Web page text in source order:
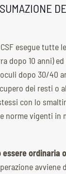
esegue tutte
dopo 10 anni)
dopo 30/40
dei resti o
con lo
norme vigenti in
essere ordinaria
avviene